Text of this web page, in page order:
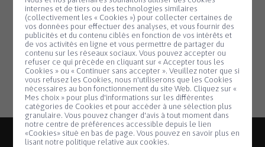
Panneau de gestion des cookies
internes et de tiers ou des technologies similaires
(collectivement les « Cookies ») pour collecter certaines de
vos données pour effectuer des analyses, et vous fournir des
publicités et du contenu ciblés en fonction de vos intérêts et
de vos activités en ligne et vous permettre de partager du
contenu sur les réseaux sociaux. Vous pouvez accepter ou
refuser ce qui précède en cliquant sur « Accepter tous les
Cookies » ou « Continuer sans accepter ». Veuillez noter que si
vous refusez les Cookies, nous n'utiliserons que les Cookies
nécessaires au bon fonctionnement du site Web. Cliquez sur «
Mes choix » pour plus d'informations sur les différentes
catégories de Cookies et pour accéder à une sélection plus
granulaire. Vous pouvez changer d'avis à tout moment dans
notre centre de préférences accessible depuis le lien
«Cookies» situé en bas de page. Vous pouvez en savoir plus en
lisant notre politique relative aux cookies.
02.98.79.20.39 ou 06.62.25.99.29
guivarch.emmanuelle@bbox.fr